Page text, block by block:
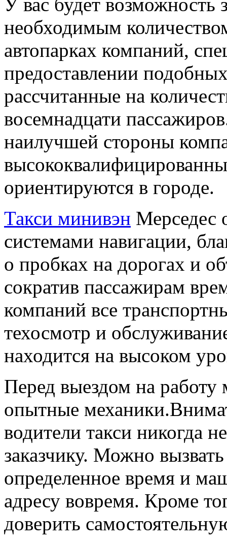
необходимым
автопарках компаний,
предоставлении
рассчитанные на
восемнадцати
наилучшей стороны
ориентируются в городе.
Такси минивэн Мерседес
системами навигации,
о пробках на дорогах и
сократив пассажирам
компаний все
техосмотр и
находится на высоком
Перед выездом на
опытные
водители такси никогда
заказчику. Можно
определенное время и
адресу вовремя. Кроме
доверить